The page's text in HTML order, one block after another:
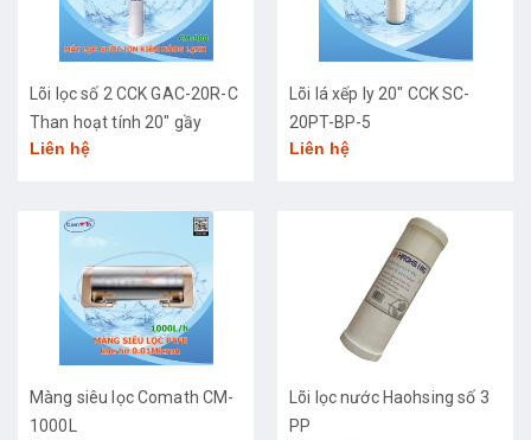
Lõi lọc số 2 CCK GAC-20R-C
Than hoạt tính 20" gầy
Liên hệ
Lõi lá xếp ly 20" CCK SC-
20PT-BP-5
Liên hệ
Màng siêu lọc Comath CM-
1000L
Lõi lọc nước Haohsing số 3
PP